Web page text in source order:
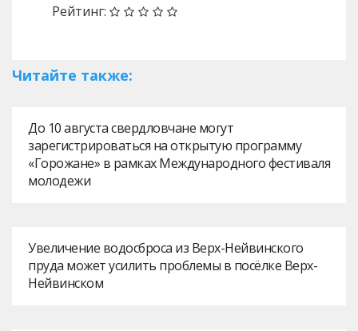
Рейтинг:
Читайте также:
До 10 августа свердловчане могут
зарегистрироваться на открытую программу
«Горожане» в рамках Международного фестиваля
молодежи
Увеличение водосброса из Верх-Нейвинского
пруда может усилить проблемы в посёлке Верх-
Нейвинском